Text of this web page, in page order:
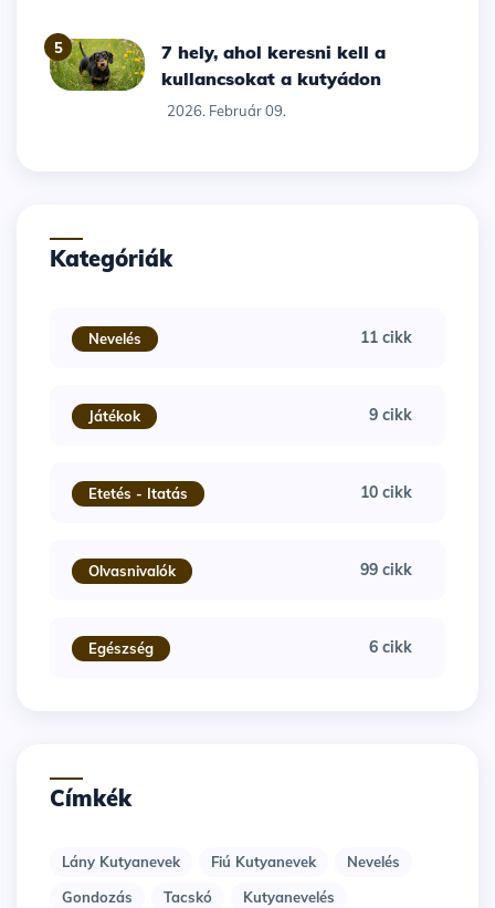
5
7 hely, ahol keresni kell a
kullancsokat a kutyádon
2026. Február 09.
Kategóriák
Nevelés 11 cikk
Játékok 9 cikk
Etetés - Itatás 10 cikk
Olvasnivalók 99 cikk
Egészség 6 cikk
Címkék
Lány Kutyanevek Fiú Kutyanevek
Nevelés
Gondozás
Tacskó
Kutyanevelés